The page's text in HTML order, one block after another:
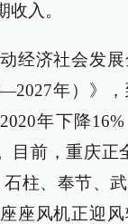
入。
经济社会发
年）》，
年下降
目前，重庆正
柱、奉节、
座风机正迎